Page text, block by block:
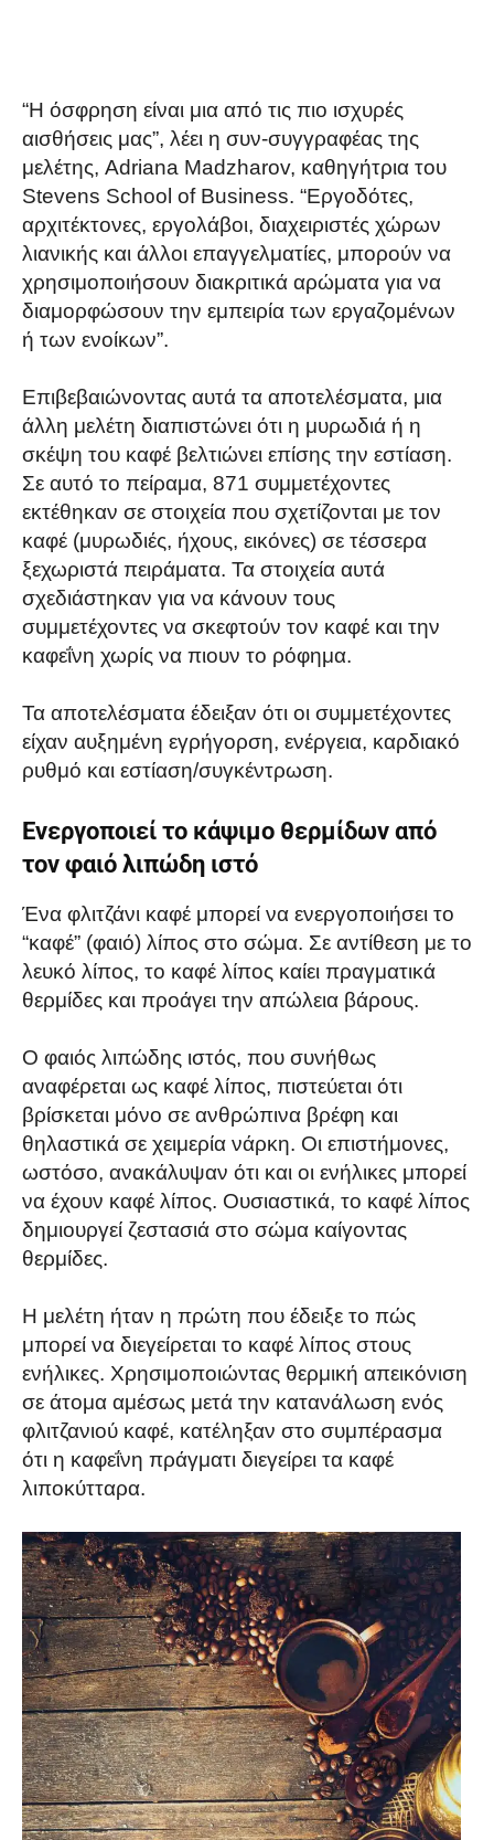
“Η όσφρηση είναι μια από τις πιο ισχυρές
αισθήσεις μας”, λέει η συν-συγγραφέας της
μελέτης, Adriana Madzharov, καθηγήτρια του
Stevens School of Business. “Εργοδότες,
αρχιτέκτονες, εργολάβοι, διαχειριστές χώρων
λιανικής και άλλοι επαγγελματίες, μπορούν να
χρησιμοποιήσουν διακριτικά αρώματα για να
διαμορφώσουν την εμπειρία των εργαζομένων
ή των ενοίκων”.
Επιβεβαιώνοντας αυτά τα αποτελέσματα, μια
άλλη μελέτη διαπιστώνει ότι η μυρωδιά ή η
σκέψη του καφέ βελτιώνει επίσης την εστίαση.
Σε αυτό το πείραμα, 871 συμμετέχοντες
εκτέθηκαν σε στοιχεία που σχετίζονται με τον
καφέ (μυρωδιές, ήχους, εικόνες) σε τέσσερα
ξεχωριστά πειράματα. Τα στοιχεία αυτά
σχεδιάστηκαν για να κάνουν τους
συμμετέχοντες να σκεφτούν τον καφέ και την
καφεΐνη χωρίς να πιουν το ρόφημα.
Τα αποτελέσματα έδειξαν ότι οι συμμετέχοντες
είχαν αυξημένη εγρήγορση, ενέργεια, καρδιακό
ρυθμό και εστίαση/συγκέντρωση.
Ενεργοποιεί το κάψιμο θερμίδων από
τον φαιό λιπώδη ιστό
Ένα φλιτζάνι καφέ μπορεί να ενεργοποιήσει το
“καφέ” (φαιό) λίπος στο σώμα. Σε αντίθεση με το
λευκό λίπος, το καφέ λίπος καίει πραγματικά
θερμίδες και προάγει την απώλεια βάρους.
Ο φαιός λιπώδης ιστός, που συνήθως
αναφέρεται ως καφέ λίπος, πιστεύεται ότι
βρίσκεται μόνο σε ανθρώπινα βρέφη και
θηλαστικά σε χειμερία νάρκη. Οι επιστήμονες,
ωστόσο, ανακάλυψαν ότι και οι ενήλικες μπορεί
να έχουν καφέ λίπος. Ουσιαστικά, το καφέ λίπος
δημιουργεί ζεστασιά στο σώμα καίγοντας
θερμίδες.
Η μελέτη ήταν η πρώτη που έδειξε το πώς
μπορεί να διεγείρεται το καφέ λίπος στους
ενήλικες. Χρησιμοποιώντας θερμική απεικόνιση
σε άτομα αμέσως μετά την κατανάλωση ενός
φλιτζανιού καφέ, κατέληξαν στο συμπέρασμα
ότι η καφεΐνη πράγματι διεγείρει τα καφέ
λιποκύτταρα.